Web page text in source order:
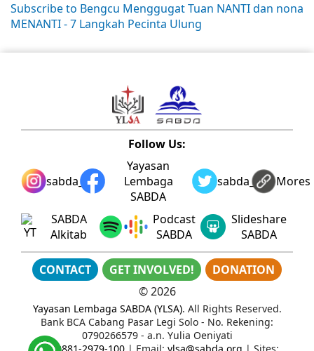
Subscribe to Bengcu Menggugat Tuan NANTI dan nona
MENANTI - 7 Langkah Pecinta Ulung
Follow Us:
sabda_ylsa
Yayasan
Lembaga
SABDA
sabda_ylsaMores
SABDA
Alkitab
Podcast
SABDA
Slideshare
SABDA
CONTACT GET INVOLVED!
DONATION
©2026
Yayasan Lembaga SABDA (YLSA). All Rights Reserved.
Bank BCA Cabang Pasar Legi Solo - No. Rekening:
0790266579 - a.n. Yulia Oeniyati
WA:0881-2979-100| Email: ylsa@sabda.org | Sites: